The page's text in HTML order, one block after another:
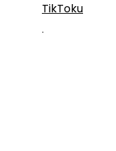
TikToku
.